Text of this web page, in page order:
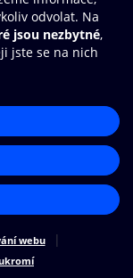
e-knihy a
a pohodlněji.